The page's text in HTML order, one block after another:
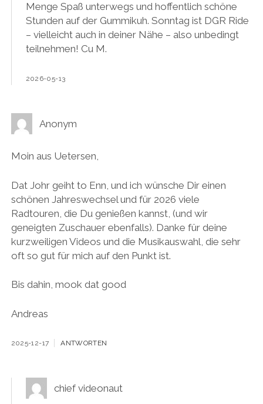
Menge Spaß unterwegs und hoffentlich schöne
Stunden auf der Gummikuh. Sonntag ist DGR Ride
– vielleicht auch in deiner Nähe – also unbedingt
teilnehmen! Cu M.
2026-05-13
Anonym
Moin aus Uetersen,
Dat Johr geiht to Enn, und ich wünsche Dir einen
schönen Jahreswechsel und für 2026 viele
Radtouren, die Du genießen kannst, (und wir
geneigten Zuschauer ebenfalls). Danke für deine
kurzweiligen Videos und die Musikauswahl, die sehr
oft so gut für mich auf den Punkt ist.
Bis dahin, mook dat good
Andreas
2025-12-17 ANTWORTEN
chief videonaut